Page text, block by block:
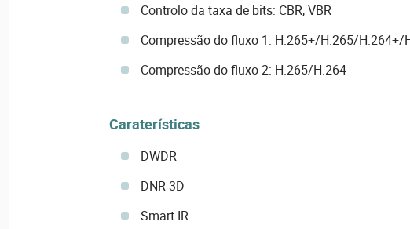
Controlo da taxa de bits: CBR, VBR
Compressão do fluxo 1: H.265+/H.265/H.264+/
Compressão do fluxo 2: H.265/H.264
Caraterísticas
DWDR
DNR 3D
Smart IR